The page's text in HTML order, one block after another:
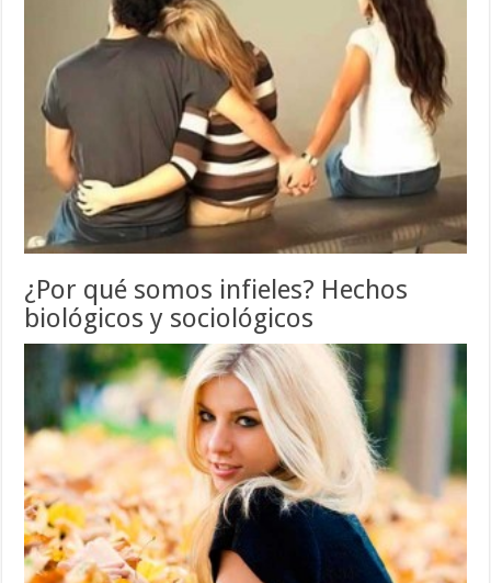
¿Por qué somos infieles? Hechos
biológicos y sociológicos